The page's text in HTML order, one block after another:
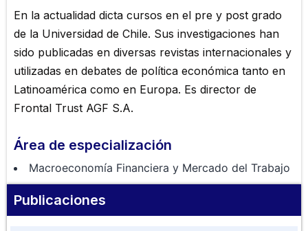
En la actualidad dicta cursos en el pre y post grado
de la Universidad de Chile. Sus investigaciones han
sido publicadas en diversas revistas internacionales y
utilizadas en debates de política económica tanto en
Latinoamérica como en Europa. Es director de
Frontal Trust AGF S.A.
Área de especialización
Macroeconomía Financiera y Mercado del Trabajo
Publicaciones